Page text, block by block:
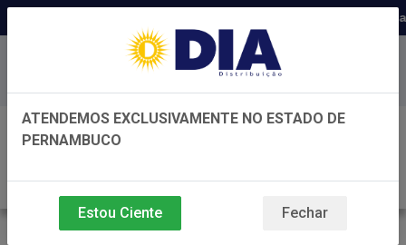
Distribuidora há 22 anos em
Baixe já nosso APP
ATENDEMOS EXCLUSIVAMENTE NO ESTADO DE
PERNAMBUCO
Estou Ciente Fechar